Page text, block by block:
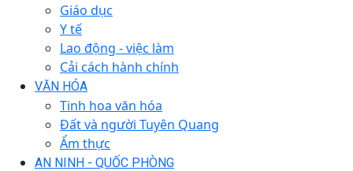
Giáo dục
Y tế
Lao động - việc làm
Cải cách hành chính
VĂN HÓA
Tinh hoa văn hóa
Đất và người Tuyên Quang
Ẩm thực
AN NINH - QUỐC PHÒNG